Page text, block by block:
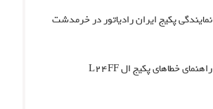
نمایندگی پکیج ایران رادیاتور در خرمدشت
راهنمای خطاهای پکیج ال L24FF